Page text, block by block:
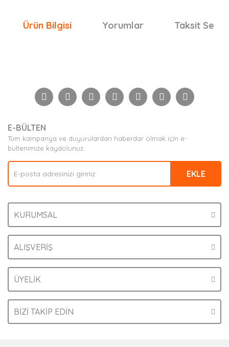
Ürün Bilgisi Yorumlar Taksit
Yorum Yaz
Görüş ve önerileriniz için teşekkür ederiz.
Ürün açıklamasında eksik bilgiler bulunuyor.
Ürün bilgilerinde hatalar bulunuyor.
Ürün fiyatı diğer sitelerden daha pahalı.
Bu ürüne benzer farklı alternatifler olmalı.
E-BÜLTEN
Tüm kampanya ve duyurulardan haberdar olmak için e-
bültenimize kaydolunuz.
EKLE
KURUMSAL
ALIŞVERİŞ
ÜYELİK
BİZİ TAKİP EDİN